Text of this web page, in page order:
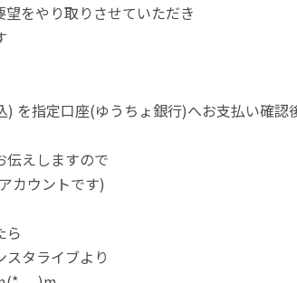
をやり取りさせていただき
) を指定口座(ゆうちょ銀行)へお支払い確認
伝えしますので
カウントです)
ら
スタライブより